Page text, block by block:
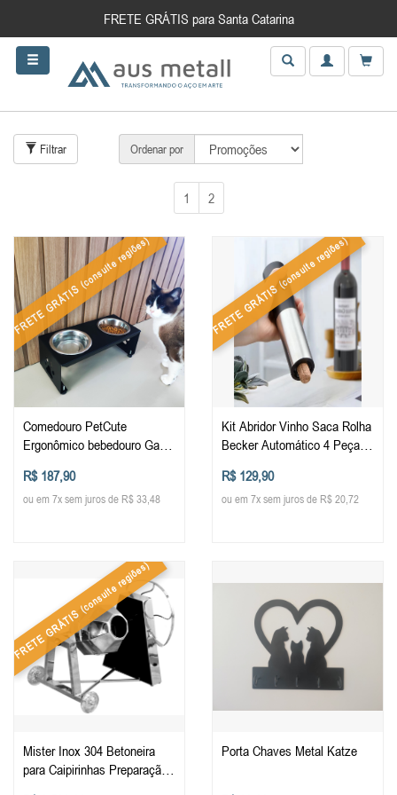
FRETE GRÁTIS para Santa Catarina
Filtrar Ordenar por
1 2
FRETE GRÁTIS
(consulte regiões)
Comedouro PetCute
Ergonômico bebedouro Gato
Suporte para Ração
R$ 187,90
ou em 7x sem juros de R$ 33,48
FRETE GRÁTIS
(consulte regiões)
Kit Abridor Vinho Saca Rolha
Becker Automático 4 Peças
R$ 129,90
ou em 7x sem juros de R$ 20,72
FRETE GRÁTIS
(consulte regiões)
Mister Inox 304 Betoneira
para Caipirinhas Preparação
Porta Chaves Metal Katze